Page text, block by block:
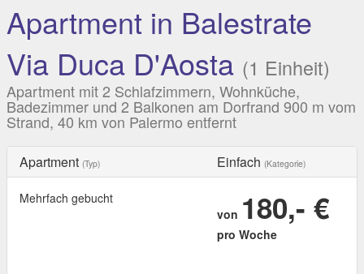
Apartment in Balestrate
Via Duca D'Aosta (1 Einheit)
Apartment mit 2 Schlafzimmern, Wohnküche,
Badezimmer und 2 Balkonen am Dorfrand 900 m vom
Strand, 40 km von Palermo entfernt
Apartment (Typ) Einfach (Kategorie)
Mehrfach gebucht
von 180,- €
pro Woche